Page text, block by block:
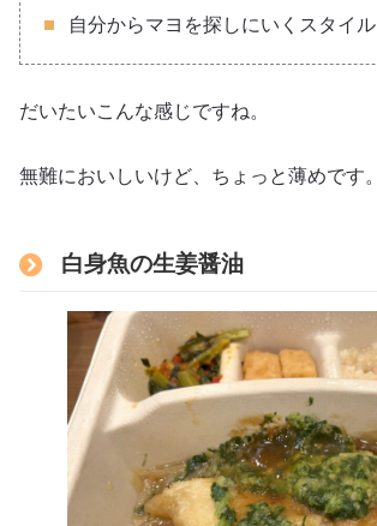
自分からマヨを探しにいくスタイル
だいたいこんな感じですね。
無難においしいけど、ちょっと薄めです。
白身魚の生姜醤油